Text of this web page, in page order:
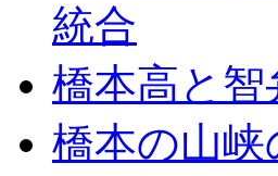
統合
橋本高と
橋本の山